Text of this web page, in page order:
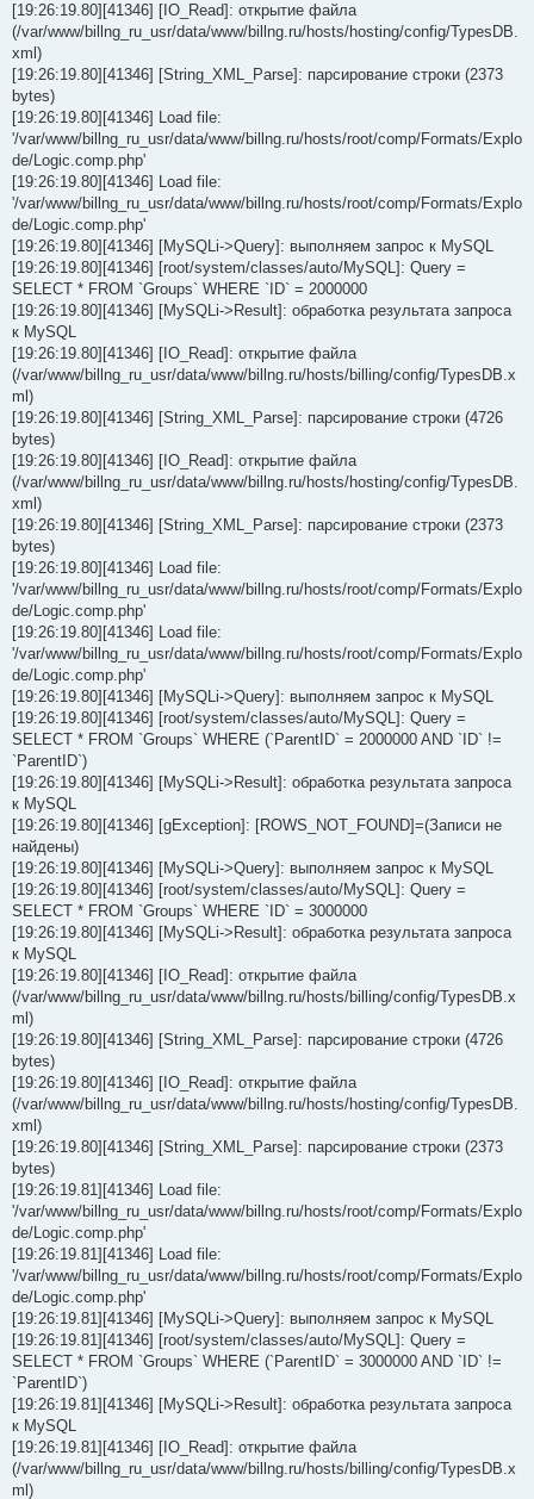
[19:26:19.80][41346] [IO_Read]: открытие файла
(/var/www/billng_ru_usr/data/www/billng.ru/hosts/hosting/config/TypesDB.
xml)
[19:26:19.80][41346] [String_XML_Parse]: парсирование строки (2373
bytes)
[19:26:19.80][41346] Load file:
'/var/www/billng_ru_usr/data/www/billng.ru/hosts/root/comp/Formats/Explo
de/Logic.comp.php'
[19:26:19.80][41346] Load file:
'/var/www/billng_ru_usr/data/www/billng.ru/hosts/root/comp/Formats/Explo
de/Logic.comp.php'
[19:26:19.80][41346] [MySQLi->Query]: выполняем запрос к MySQL
[19:26:19.80][41346] [root/system/classes/auto/MySQL]: Query =
SELECT * FROM `Groups` WHERE `ID` = 2000000
[19:26:19.80][41346] [MySQLi->Result]: обработка результата запроса
к MySQL
[19:26:19.80][41346] [IO_Read]: открытие файла
(/var/www/billng_ru_usr/data/www/billng.ru/hosts/billing/config/TypesDB.x
ml)
[19:26:19.80][41346] [String_XML_Parse]: парсирование строки (4726
bytes)
[19:26:19.80][41346] [IO_Read]: открытие файла
(/var/www/billng_ru_usr/data/www/billng.ru/hosts/hosting/config/TypesDB.
xml)
[19:26:19.80][41346] [String_XML_Parse]: парсирование строки (2373
bytes)
[19:26:19.80][41346] Load file:
'/var/www/billng_ru_usr/data/www/billng.ru/hosts/root/comp/Formats/Explo
de/Logic.comp.php'
[19:26:19.80][41346] Load file:
'/var/www/billng_ru_usr/data/www/billng.ru/hosts/root/comp/Formats/Explo
de/Logic.comp.php'
[19:26:19.80][41346] [MySQLi->Query]: выполняем запрос к MySQL
[19:26:19.80][41346] [root/system/classes/auto/MySQL]: Query =
SELECT * FROM `Groups` WHERE (`ParentID` = 2000000 AND `ID` !=
`ParentID`)
[19:26:19.80][41346] [MySQLi->Result]: обработка результата запроса
к MySQL
[19:26:19.80][41346] [gException]: [ROWS_NOT_FOUND]=(Записи не
найдены)
[19:26:19.80][41346] [MySQLi->Query]: выполняем запрос к MySQL
[19:26:19.80][41346] [root/system/classes/auto/MySQL]: Query =
SELECT * FROM `Groups` WHERE `ID` = 3000000
[19:26:19.80][41346] [MySQLi->Result]: обработка результата запроса
к MySQL
[19:26:19.80][41346] [IO_Read]: открытие файла
(/var/www/billng_ru_usr/data/www/billng.ru/hosts/billing/config/TypesDB.x
ml)
[19:26:19.80][41346] [String_XML_Parse]: парсирование строки (4726
bytes)
[19:26:19.80][41346] [IO_Read]: открытие файла
(/var/www/billng_ru_usr/data/www/billng.ru/hosts/hosting/config/TypesDB.
xml)
[19:26:19.80][41346] [String_XML_Parse]: парсирование строки (2373
bytes)
[19:26:19.81][41346] Load file:
'/var/www/billng_ru_usr/data/www/billng.ru/hosts/root/comp/Formats/Explo
de/Logic.comp.php'
[19:26:19.81][41346] Load file:
'/var/www/billng_ru_usr/data/www/billng.ru/hosts/root/comp/Formats/Explo
de/Logic.comp.php'
[19:26:19.81][41346] [MySQLi->Query]: выполняем запрос к MySQL
[19:26:19.81][41346] [root/system/classes/auto/MySQL]: Query =
SELECT * FROM `Groups` WHERE (`ParentID` = 3000000 AND `ID` !=
`ParentID`)
[19:26:19.81][41346] [MySQLi->Result]: обработка результата запроса
к MySQL
[19:26:19.81][41346] [IO_Read]: открытие файла
(/var/www/billng_ru_usr/data/www/billng.ru/hosts/billing/config/TypesDB.x
ml)